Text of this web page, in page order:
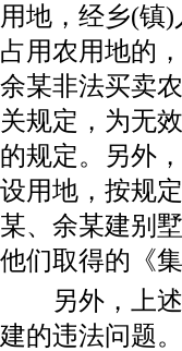
用地，经乡(镇
占用农用地的
余某非法买卖
关规定，为无
的规定。另外
设用地，按规
某、余某建别
他们取得的《
另外，上述
建的违法问题